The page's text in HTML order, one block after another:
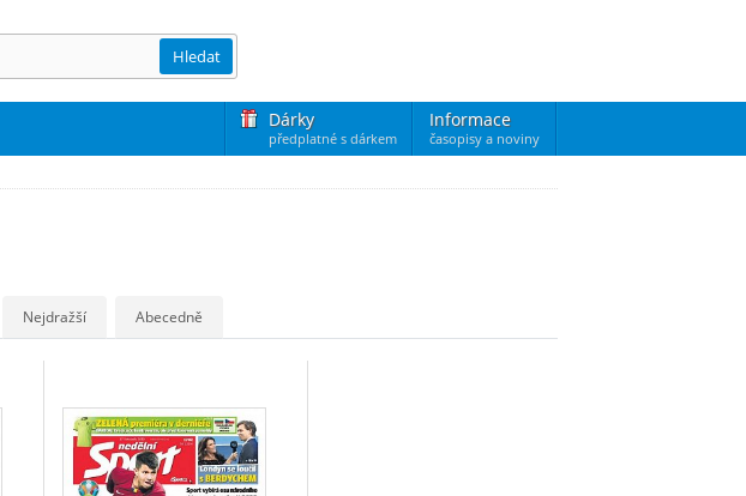
Dárky
předplatné s dárkem
Informace
časopisy a noviny
Hledat
Nejdražší Abecedně